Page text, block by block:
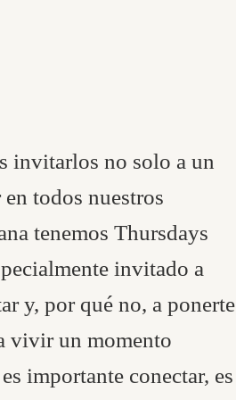
invitarlos no solo a un
todos nuestros
tenemos Thursdays
invitado a
y, por qué no, a ponerte
vivir un momento
importante conectar, es